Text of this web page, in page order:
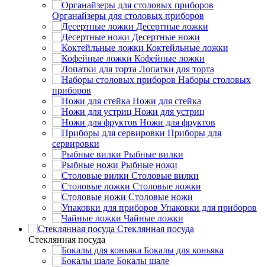
Органайзеры для столовых приборов
Десертные ложки
Десертные ножи
Коктейльные ложки
Кофейные ложки
Лопатки для торта
Наборы столовых
приборов
Ножи для стейка
Ножи для устриц
Ножи для фруктов
Приборы для
сервировки
Рыбные вилки
Рыбные ножи
Столовые вилки
Столовые ложки
Столовые ножи
Упаковки для приборов
Чайные ложки
Стеклянная посуда
Стеклянная посуда
Бокалы для коньяка
Бокалы шале